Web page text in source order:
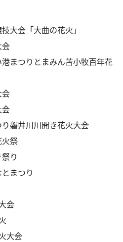
大会「大曲の花火」
会
まつりとまみん苫小牧百年花
会
会
磐井川川開き花火大会
祭
り
まつり
会
大会